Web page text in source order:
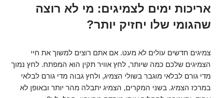
אריכות ימים לצמיגים: מי לא רוצה
שהגומי שלו יחזיק יותר?
צמיגים חדשים עולים לא מעט. אם אתם רוצים למשוך את חיי
הצמיגים שלכם כמה שיותר, לחץ אוויר תקין הוא המפתח. לחץ נמוך
מדי גורם לבלאי מוגבר בשולי הצמיג, ולחץ גבוה מדי גורם לבלאי
במרכז הצמיג. בשני המקרים, הצמיג יתבלה מהר יותר ובאופן לא